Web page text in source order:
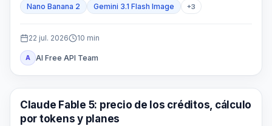
Nano Banana 2 Gemini 3.1 Flash Image +3
22 jul. 2026 10 min
A AI Free API Team
Claude
Claude Fable 5: precio de los créditos, cálculo
por tokens y planes